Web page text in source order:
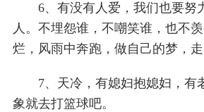
6、有没有人爱，我们也要努
人。不埋怨谁，不嘲笑谁，也不
烂，风雨中奔跑，做自己的梦，走
7、天冷，有媳妇抱媳妇，有
象就去打篮球吧。